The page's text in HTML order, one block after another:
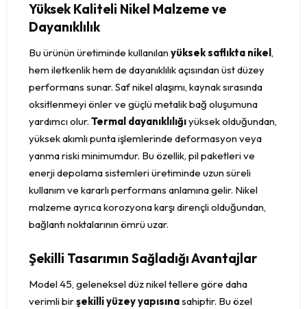
Yüksek Kaliteli Nikel Malzeme ve
Dayanıklılık
Bu ürünün üretiminde kullanılan yüksek saflıkta nikel ,
hem iletkenlik hem de dayanıklılık açısından üst düzey
performans sunar. Saf nikel alaşımı, kaynak sırasında
oksitlenmeyi önler ve güçlü metalik bağ oluşumuna
yardımcı olur. Termal dayanıklılığıyüksek olduğundan,
yüksek akımlı punta işlemlerinde deformasyon veya
yanma riski minimumdur. Bu özellik, pil paketleri ve
enerji depolama sistemleri üretiminde uzun süreli
kullanım ve kararlı performans anlamına gelir. Nikel
malzeme ayrıca korozyona karşı dirençli olduğundan,
bağlantı noktalarının ömrü uzar.
Şekilli Tasarımın Sağladığı Avantajlar
Model 45, geleneksel düz nikel tellere göre daha
verimli birşekilli yüzey yapısınasahiptir. Bu özel